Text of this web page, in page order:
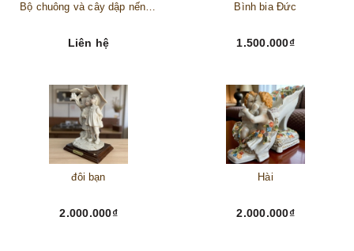
Bộ chuông và cây dập nến đồng
Liên hệ
Bình bia Đức
1.500.000₫
đôi bạn
2.000.000₫
Hài
2.000.000₫